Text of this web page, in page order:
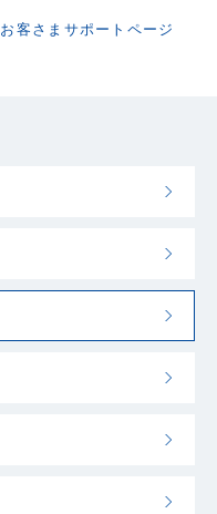
お客さまサポートページ